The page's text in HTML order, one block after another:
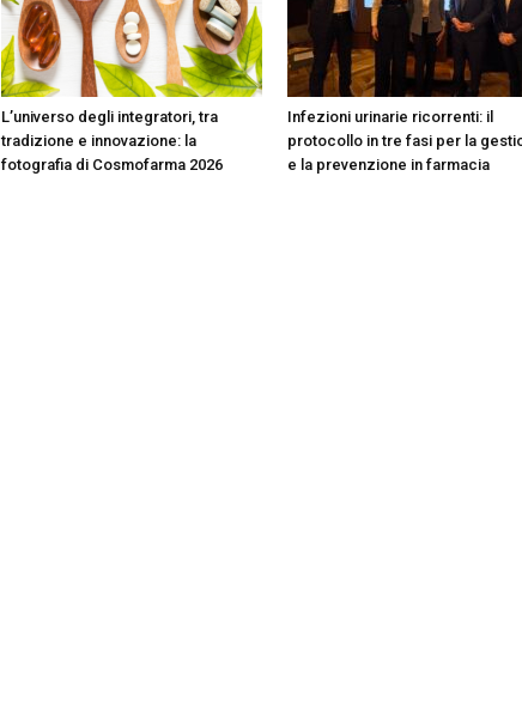
L’universo degli integratori, tra
tradizione e innovazione: la
fotografia di Cosmofarma 2026
Infezioni urinarie ricorrenti: il
protocollo in tre fasi per la
e la prevenzione in farmacia